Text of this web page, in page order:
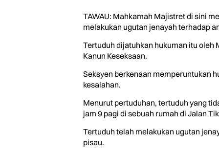
TAWAU: Mahkamah Majistret di sini
melakukan ugutan jenayah terhadap
Tertuduh dijatuhkan hukuman itu oleh
Kanun Keseksaan.
Seksyen berkenaan memperuntukan
kesalahan.
Menurut pertuduhan, tertuduh yang
jam 9 pagi di sebuah rumah di Jalan
Tertuduh telah melakukan ugutan
pisau.